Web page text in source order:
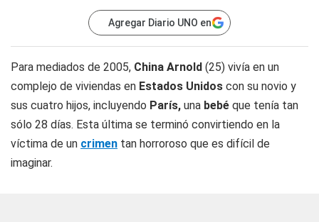
Agregar Diario UNO en
Para mediados de 2005, China Arnold (25) vivía en un
complejo de viviendas en Estados Unidos con su novio y
sus cuatro hijos, incluyendo París, una bebé que tenía tan
sólo 28 días. Esta última se terminó convirtiendo en la
víctima de un crimen tan horroroso que es difícil de
imaginar.